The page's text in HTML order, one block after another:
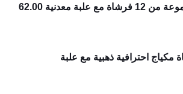
علبة معدنية 62.00
12 فرشاة مكياج احترافية ذهبية مع علبة